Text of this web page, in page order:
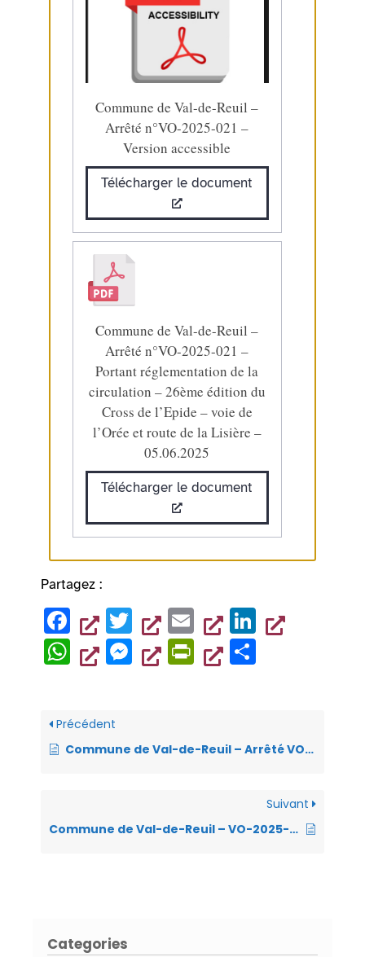
Commune de Val-de-Reuil –
Arrêté n°VO-2025-021 –
Version accessible
Télécharger le document
Commune de Val-de-Reuil –
Arrêté n°VO-2025-021 –
Portant réglementation de la
circulation – 26ème édition du
Cross de l’Epide – voie de
l’Orée et route de la Lisière –
05.06.2025
Télécharger le document
Partagez :
F
a
c
b
o
T
wi
tt
E
m
ai
Li
n
W
s
A
M
g
Pr
e
y
er
Précédent
Commune de Val-de-Reuil – Arrêté VO-2025-035 – Portant réglementation de la circulation et du stationnement – Manifestation sportive « Le Bortis Trail » – 15.06.25 – VRAC
Suivant
Commune de Val-de-Reuil – VO-2025-030 – Arrêté portant permis de stationnement – Travaux de mise en oeuvre de bardage – avenue des Métiers – Les 10 et 11.03.25 – Société ECIB
Categories